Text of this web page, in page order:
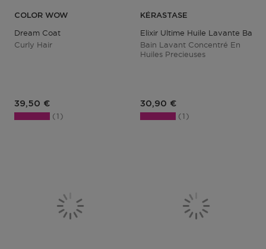
COLOR WOW
Dream Coat
Curly Hair
Prix du produit
39,50 €
1
KÉRASTASE
Elixir Ultime Huile Lavante Bain
Bain Lavant Concentré En
Huiles Precieuses
Prix du produit
30,90 €
1